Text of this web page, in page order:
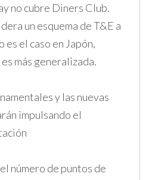
no cubre Diners Club.
un esquema de T&E a
es el caso en Japón,
más generalizada.
y las nuevas
impulsando el
número de puntos de